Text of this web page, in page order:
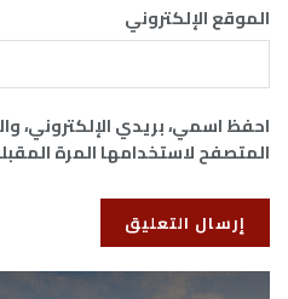
الموقع الإلكتروني
احفظ اسمي، بريدي الإلكتروني،
المتصفح لاستخدامها المرة